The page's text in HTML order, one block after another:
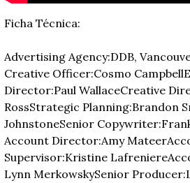
Ficha Técnica:
Advertising Agency:DDB,
Creative Officer:Cosmo Campbell
Director:Paul WallaceCreative
RossStrategic Planning:Brandon
JohnstoneSenior
Account Director:Amy Mateer
Supervisor:Kristine Lafreniere
Lynn MerkowskySenior